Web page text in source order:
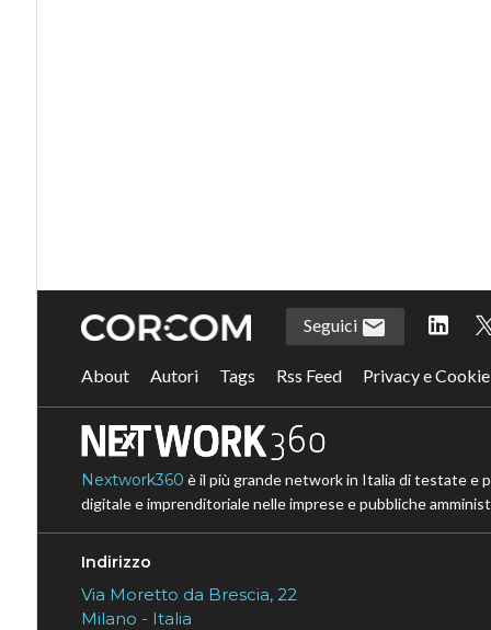
Seguici
About Autori Tags Rss Feed Privacy e
Nextwork360 è il più grande network in Italia di testate e
digitale e imprenditoriale nelle imprese e pubbliche
Indirizzo
Via Moretto da Brescia, 22
Milano - Italia